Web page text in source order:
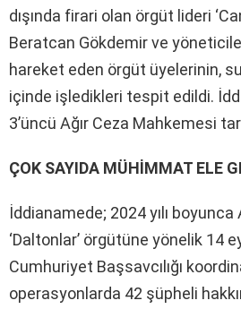
dışında firari olan örgüt lideri
Beratcan Gökdemir ve
hareket eden örgüt üyelerinin,
içinde işledikleri tespit edildi.
3’üncü Ağır Ceza Mahkemesi
ÇOK SAYIDA MÜHİMMAT ELE
İddianamede; 2024 yılı
‘Daltonlar’ örgütüne yönelik 14
Cumhuriyet Başsavcılığı
operasyonlarda 42 şüpheli